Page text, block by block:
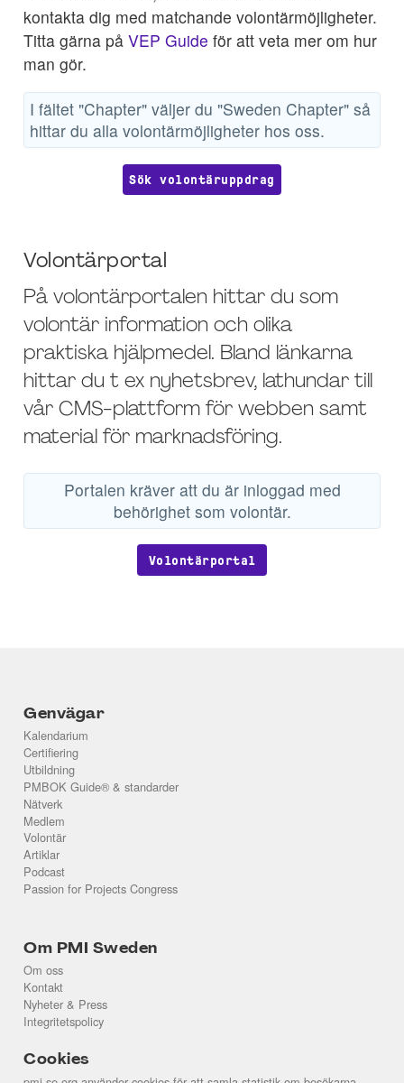
kontakta dig med matchande volontärmöjligheter.
Titta gärna på VEP Guide för att veta mer om hur
man gör.
I fältet "Chapter" väljer du "Sweden Chapter" så
hittar du alla volontärmöjligheter hos oss.
Sök volontäruppdrag
Volontärportal
På volontärportalen hittar du som
volontär information och olika
praktiska hjälpmedel. Bland länkarna
hittar du t ex nyhetsbrev, lathundar till
vår CMS-plattform för webben samt
material för marknadsföring.
Portalen kräver att du är inloggad med
behörighet som volontär.
Volontärportal
Genvägar
Kalendarium
Certifiering
Utbildning
PMBOK Guide® & standarder
Nätverk
Medlem
Volontär
Artiklar
Podcast
Passion for Projects Congress
Om PMI Sweden
Om oss
Kontakt
Nyheter & Press
Integritetspolicy
Cookies